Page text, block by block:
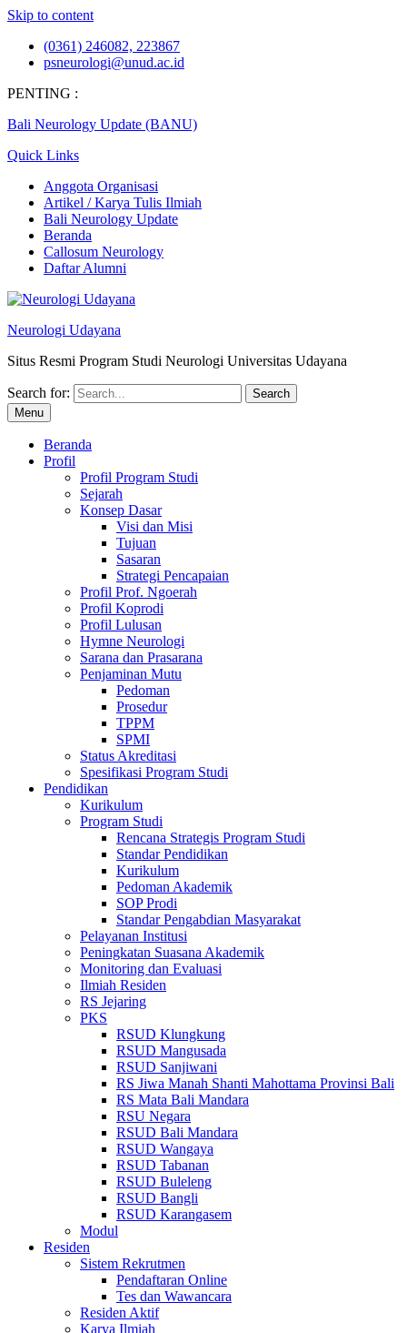
Skip to content
(0361) 246082, 223867
psneurologi@unud.ac.id
PENTING :
Bali Neurology Update (BANU)
Quick Links
Anggota Organisasi
Artikel / Karya Tulis Ilmiah
Bali Neurology Update
Beranda
Callosum Neurology
Daftar Alumni
Neurologi Udayana
Situs Resmi Program Studi Neurologi Universitas Udayana
Search for:
Menu
Beranda
Profil
Profil Program Studi
Sejarah
Konsep Dasar
Visi dan Misi
Tujuan
Sasaran
Strategi Pencapaian
Profil Prof. Ngoerah
Profil Koprodi
Profil Lulusan
Hymne Neurologi
Sarana dan Prasarana
Penjaminan Mutu
Pedoman
Prosedur
TPPM
SPMI
Status Akreditasi
Spesifikasi Program Studi
Pendidikan
Kurikulum
Program Studi
Rencana Strategis Program Studi
Standar Pendidikan
Kurikulum
Pedoman Akademik
SOP Prodi
Standar Pengabdian Masyarakat
Pelayanan Institusi
Peningkatan Suasana Akademik
Monitoring dan Evaluasi
Ilmiah Residen
RS Jejaring
PKS
RSUD Klungkung
RSUD Mangusada
RSUD Sanjiwani
RS Jiwa Manah Shanti Mahottama Provinsi Bali
RS Mata Bali Mandara
RSU Negara
RSUD Bali Mandara
RSUD Wangaya
RSUD Tabanan
RSUD Buleleng
RSUD Bangli
RSUD Karangasem
Modul
Residen
Sistem Rekrutmen
Pendaftaran Online
Tes dan Wawancara
Residen Aktif
Karya Ilmiah